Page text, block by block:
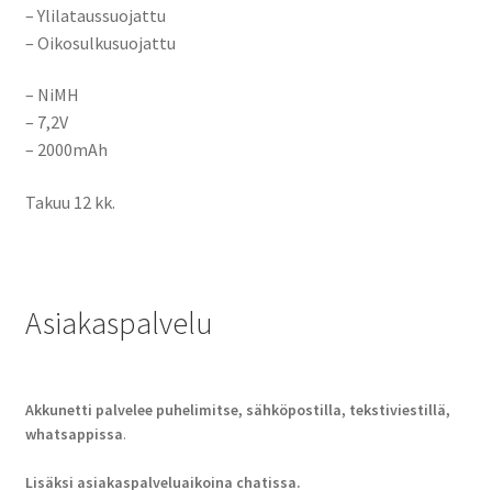
– Ylilataussuojattu
– Oikosulkusuojattu
– NiMH
– 7,2V
– 2000mAh
Takuu 12 kk.
Asiakaspalvelu
Akkunetti palvelee puhelimitse, sähköpostilla, tekstiviestillä,
whatsappissa.
Lisäksi asiakaspalveluaikoina chatissa.